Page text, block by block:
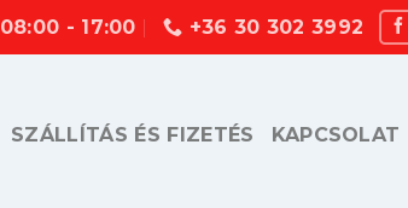
08:00 - 17:00 +36 30 302 3992
SZÁLLÍTÁS ÉS FIZETÉS KAPCSOLAT